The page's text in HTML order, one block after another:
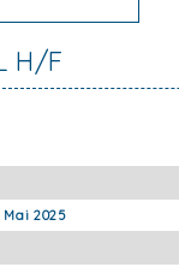
H/F
Mai 2025